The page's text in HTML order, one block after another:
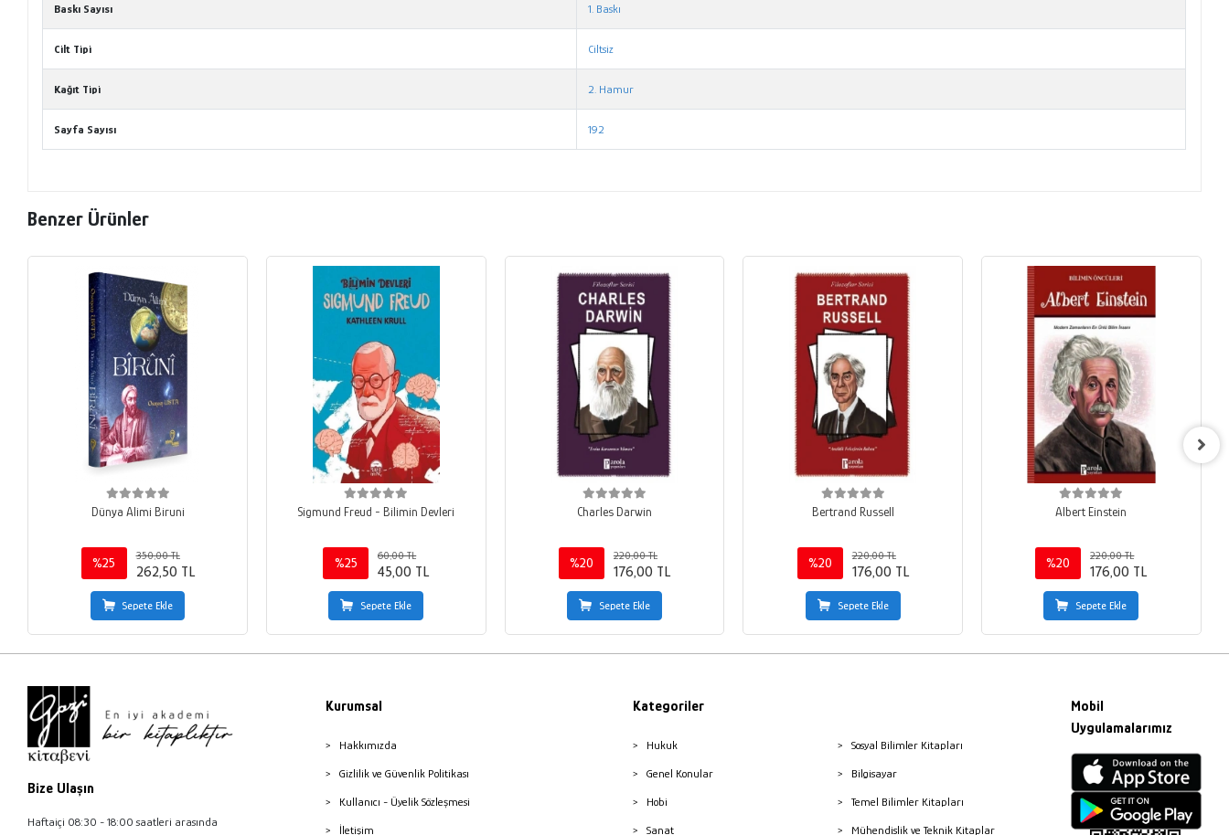
Baskı Sayısı 1. Baskı
Cilt Tipi Ciltsiz
Kağıt Tipi 2. Hamur
Sayfa Sayısı 192
Benzer Ürünler
Dünya Alimi Biruni
%25
350,00 TL
262,50 TL
Sepete Ekle
Sigmund Freud - Bilimin Devleri
%25
60,00 TL
45,00 TL
Sepete Ekle
Charles Darwin
%20
220,00 TL
176,00 TL
Sepete Ekle
Bertrand Russell
%20
220,00 TL
176,00 TL
Sepete Ekle
Albert Einstein
%20
220,00 TL
176,00 TL
Sepete Ekle
Bize Ulaşın
Haftaiçi 08:30 - 18:00 saatleri arasında
Kurumsal
Hakkımızda
Gizlilik ve Güvenlik Politikası
Kullanıcı - Üyelik Sözleşmesi
İletişim
Kategoriler
Hukuk
Genel Konular
Hobi
Sanat
Sosyal Bilimler Kitapları
Bilgisayar
Temel Bilimler Kitapları
Mühendislik ve Teknik Kitaplar
Mobil
Uygulamalarımız